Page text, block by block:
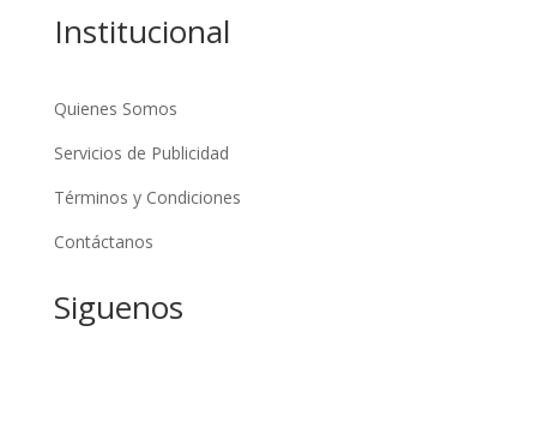
Institucional
Quienes Somos
Servicios de Publicidad
Términos y Condiciones
Contáctanos
Siguenos